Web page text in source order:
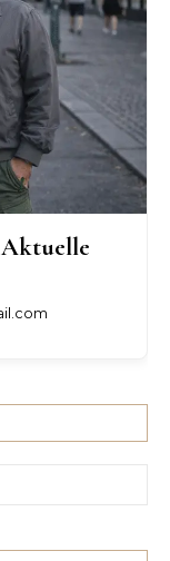
Aktuelle